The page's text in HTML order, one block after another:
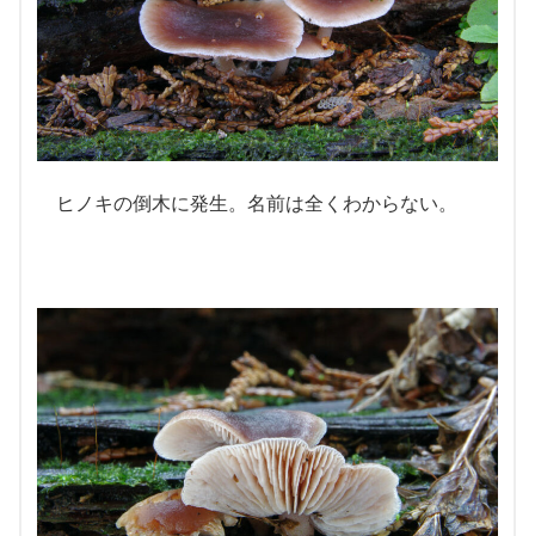
ヒノキの倒木に発生。名前は全くわからない。